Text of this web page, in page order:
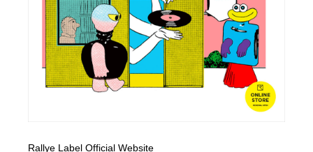
Rallye Label Official Website